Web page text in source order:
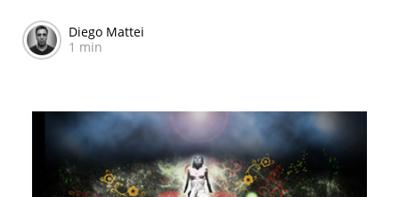
Diego Mattei
1 min